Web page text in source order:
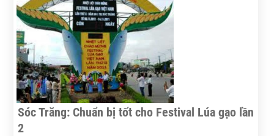
đây là nhiệm vụ trọng tâm trong nhiệm kì nên không
lãnh đạo địa phương nào vắng mặt…
Sóc Trăng: Chuẩn bị tốt cho Festival Lúa gạo lần
2